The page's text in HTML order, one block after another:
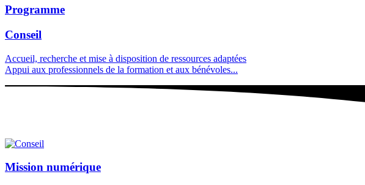
Programme
Conseil
Accueil, recherche et mise à disposition de ressources adaptées
Appui aux professionnels de la formation et aux bénévoles...
Mission numérique